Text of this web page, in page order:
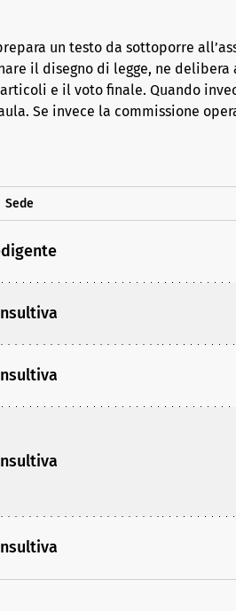
un testo da sottoporre
il disegno di legge, ne
e il voto finale. Quando
Se invece la commissione
Sede